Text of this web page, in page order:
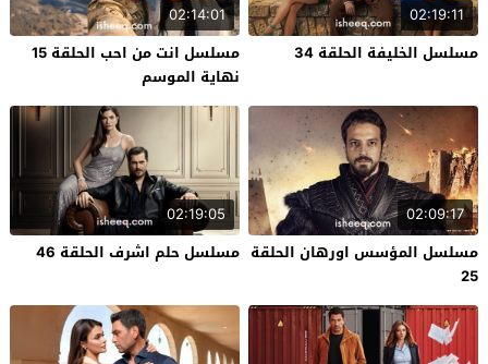
02:19:11
مسلسل الخليفة الحلقة 34
02:14:01
مسلسل انت من احب الحلقة 15
نهاية الموسم
02:09:17
مسلسل المؤسس اورهان الحلقة
25
02:19:05
مسلسل حلم اشرف الحلقة 46